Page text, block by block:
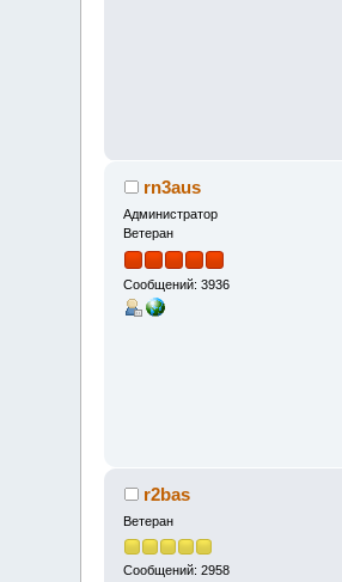
rn3aus
Администратор
Ветеран
Сообщений: 3936
r2bas
Ветеран
Сообщений: 2958